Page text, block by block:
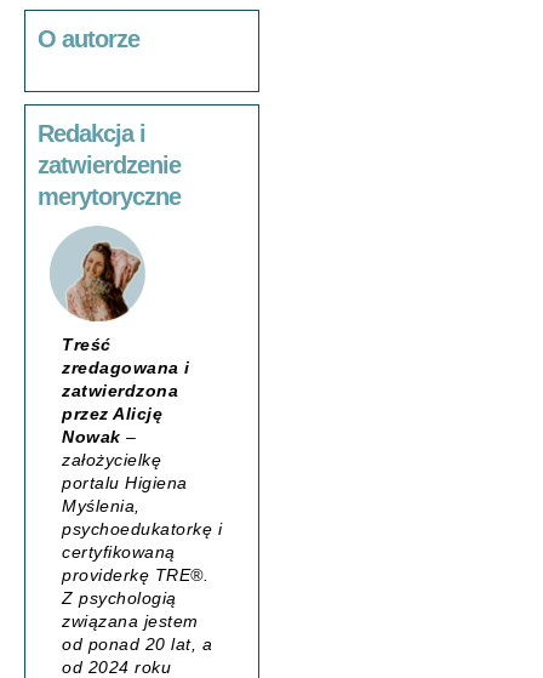
O autorze
Redakcja i
zatwierdzenie
merytoryczne
Treść
zredagowana i
zatwierdzona
przez Alicję
Nowak –
założycielkę
portalu Higiena
Myślenia
psychoedukatorkę i
certyfikowaną
providerkę TRE®.
Z psychologią
związana jestem
od ponad 20 lat, a
od 2024 roku